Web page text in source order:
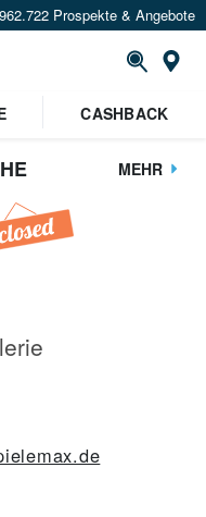
Prospekte & Angebote
CASHBACK
MEHR